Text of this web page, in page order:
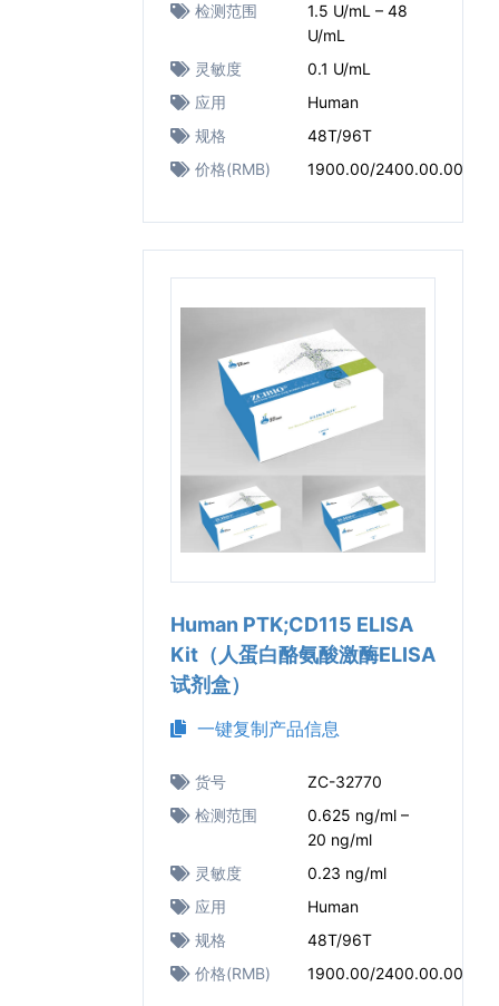
检测范围
1.5 U/mL – 48
U/mL
灵敏度
0.1 U/mL
应用
Human
规格
48T/96T
价格(RMB)
1900.00/2400.00.00
Human PTK;CD115 ELISA
Kit（人蛋白酪氨酸激酶ELISA
试剂盒）
一键复制产品信息
货号
ZC-32770
检测范围
0.625 ng/ml –
20 ng/ml
灵敏度
0.23 ng/ml
应用
Human
规格
48T/96T
价格(RMB)
1900.00/2400.00.00